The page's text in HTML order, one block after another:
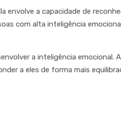
envolve a capacidade de
com alta inteligência
a inteligência
a eles de forma mais